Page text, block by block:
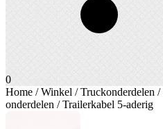
0
Home /Winkel /Truckonderdelen /
onderdelen / Trailerkabel 5-aderig